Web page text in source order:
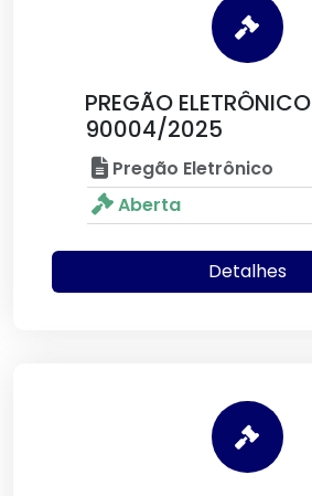
PREGÃO ELETRÔNICO
90004/2025
Pregão Eletrônico
Aberta
Detalhes